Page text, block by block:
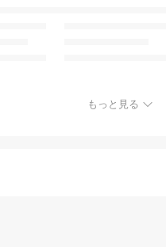
もっと見る